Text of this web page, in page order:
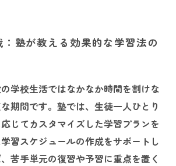
とは？
る人必見！塾で実践する長期休暇
塾が教える効果的な学習法の
学校生活ではなかなか時間を割けな
期間です。塾では、生徒一人ひとり
じてカスタマイズした学習プランを
習スケジュールの作成をサポートし
苦手単元の復習や予習に重点を置く